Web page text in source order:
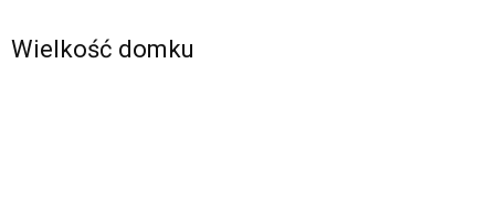
Wielkość domku